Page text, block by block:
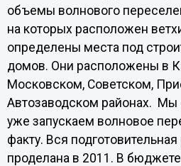
объемы волнового
на которых расположен
определены места под
домов. Они расположены в
Московском, Советском,
Автозаводском районах. Мы
уже запускаем волновое
факту. Вся
проделана в 2011. В